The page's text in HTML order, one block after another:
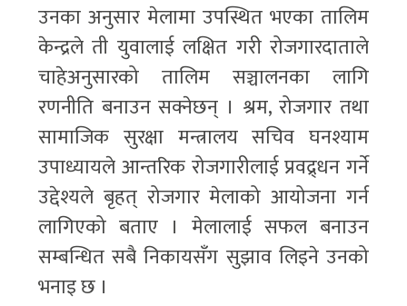
उनका अनुसार मेलामा उपस्थित भएका तालिम
केन्द्रले ती युवालाई लक्षित गरी रोजगारदाताले
चाहेअनुसारको तालिम सञ्चालनका लागि
रणनीति बनाउन सक्नेछन् । श्रम, रोजगार तथा
सामाजिक सुरक्षा मन्त्रालय सचिव घनश्याम
उपाध्यायले आन्तरिक रोजगारीलाई प्रवद्र्धन गर्ने
उद्देश्यले बृहत् रोजगार मेलाको आयोजना गर्न
लागिएको बताए । मेलालाई सफल बनाउन
सम्बन्धित सबै निकायसँग सुझाव लिइने उनको
भनाइ छ ।